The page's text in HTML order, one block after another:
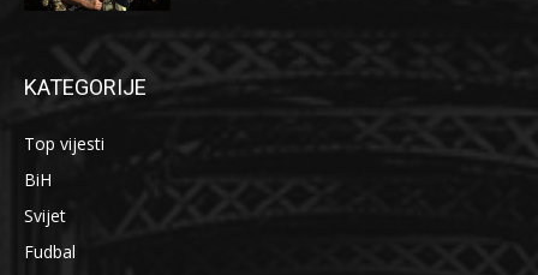
KATEGORIJE
Top vijesti
BiH
Svijet
Fudbal